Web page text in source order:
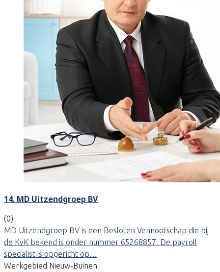
14. MD Uitzendgroep BV
(0)
MD Uitzendgroep BV is een Besloten Vennootschap die bij
de KvK bekend is onder nummer 65268857. De payroll
specialist is opgericht op…
Werkgebied Nieuw-Buinen